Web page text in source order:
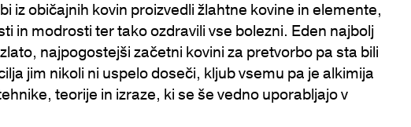
iz običajnih kovin proizvedli žlahtne kovine in elemente,
in modrosti ter tako ozdravili vse bolezni. Eden najbolj
najpogostejši začetni kovini za pretvorbo pa sta bili
jim nikoli ni uspelo doseči, kljub vsemu pa je alkimija
teorije in izraze, ki se še vedno uporabljajo v